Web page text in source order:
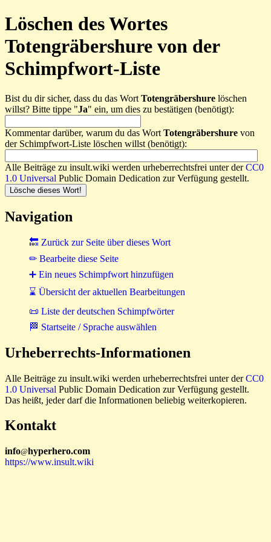
Löschen des Wortes
Totengräbershure von der
Schimpfwort-Liste
Bist du dir sicher, dass du das Wort Totengräbershure löschen
willst? Bitte tippe "Ja" ein, um dies zu bestätigen (benötigt):
Kommentar darüber, warum du das Wort Totengräbershure von
der Schimpfwort-Liste löschen willst (benötigt):
Alle Beiträge zu insult.wiki werden urheberrechtsfrei unter derCC0
1.0 Universal Public Domain Dedication zur Verfügung gestellt.
Navigation
🔙 Zurück zur Seite über dieses Wort
✏ Bearbeite diese Seite
➕ Ein neues Schimpfwort hinzufügen
⌛ Übersicht der aktuellen Bearbeitungen
📜 Liste der deutschen Schimpfwörter
🏁 Startseite / Sprache auswählen
Urheberrechts-Informationen
Alle Beiträge zu insult.wiki werden urheberrechtsfrei unter derCC0
1.0 Universal Public Domain Dedication zur Verfügung gestellt.
Das heißt, jeder darf die Informationen beliebig weiterkopieren.
Kontakt
info@hyperhero.com
https://www.insult.wiki